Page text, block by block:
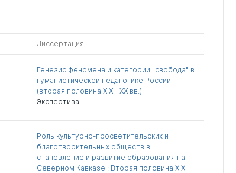
Диссертация
Генезис феномена и категории "свобода" в
гуманистической педагогике России
(вторая половина XIX - XX вв.)
Экспертиза
Роль культурно-просветительских и
благотворительных обществ в
становление и развитие образования на
Северном Кавказе : Вторая половина XIX -